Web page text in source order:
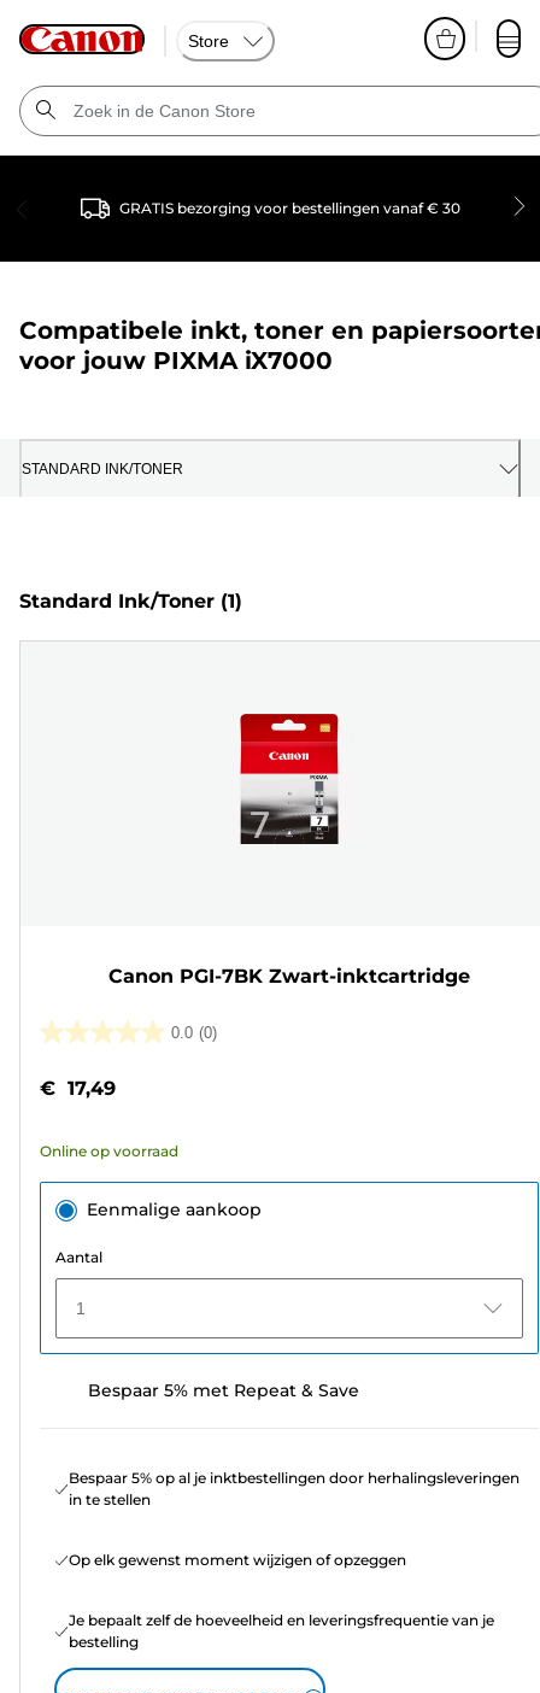
Store
GRATIS bezorging voor bestellingen vanaf € 30
Compatibele inkt, toner en
voor jouw PIXMA iX7000
STANDARD INK/TONER
Standard Ink/Toner (1)
Canon PGI-7BK Zwart-inktcartridge
0.0 (0)
0.0
de
sterren.
€ 17,49
Online op voorraad
Eenmalige aankoop
Aantal
1
Bespaar 5% met Repeat & Save
Bespaar 5% op al je inktbestellingen door herhalingsleveringen
in te stellen
Op elk gewenst moment wijzigen of opzeggen
Je bepaalt zelf de hoeveelheid en leveringsfrequentie van je
bestelling